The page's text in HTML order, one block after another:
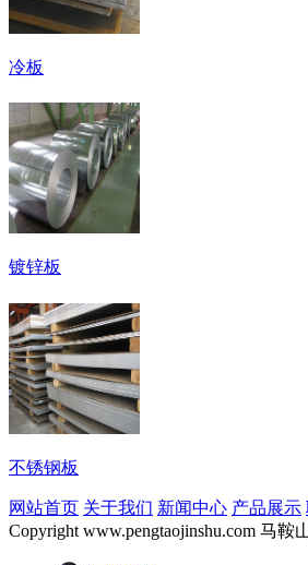
冷板
镀锌板
不锈钢板
网站首页 关于我们 新闻中心 产品展示
Copyright www.pengtaojinshu.com 马